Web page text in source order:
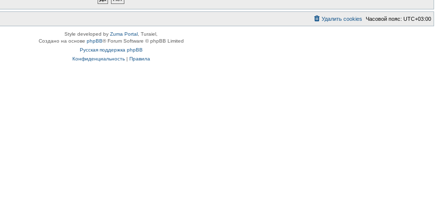
Часовой пояс: UTC+03:00
Удалить cookies
Style developed by Zuma Portal , Turaiel,
Создано на основе phpBB® Forum Software © phpBB Limited
Русская поддержка phpBB
Конфиденциальность| Правила